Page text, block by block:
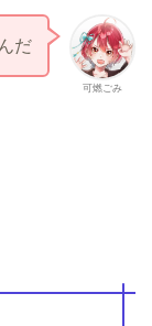
可燃ごみ
だ